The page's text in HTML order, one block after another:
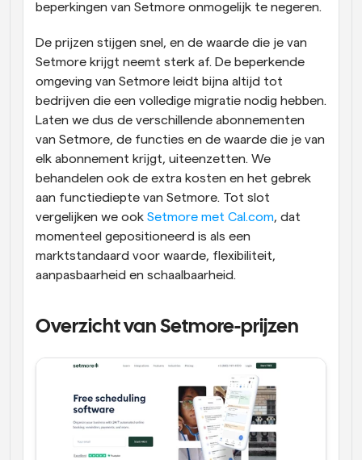
beperkingen van Setmore onmogelijk te negeren.
De prijzen stijgen snel, en de waarde die je van
Setmore krijgt neemt sterk af. De beperkende
omgeving van Setmore leidt bijna altijd tot
bedrijven die een volledige migratie nodig hebben.
Laten we dus de verschillende abonnementen
van Setmore, de functies en de waarde die je van
elk abonnement krijgt, uiteenzetten. We
behandelen ook de extra kosten en het gebrek
aan functiediepte van Setmore. Tot slot
vergelijken we ook Setmore met Cal.com, dat
momenteel gepositioneerd is als een
marktstandaard voor waarde, flexibiliteit,
aanpasbaarheid en schaalbaarheid.
Overzicht van Setmore-prijzen